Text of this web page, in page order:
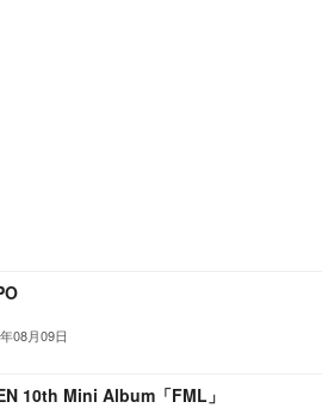
08月09日
10th Mini Album「FML」